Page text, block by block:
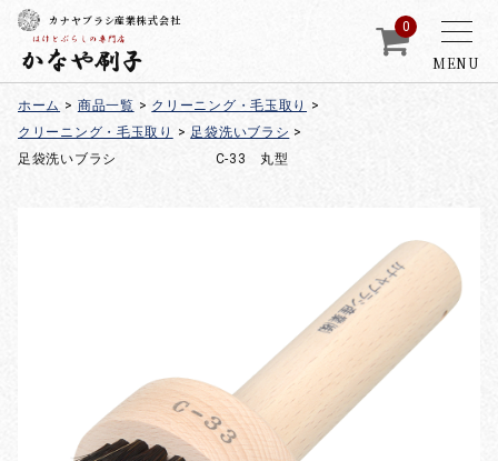
MENU
カナヤブラシ産業株式会社 0
ホーム > 商品一覧 > クリーニング・毛玉取り
>
クリーニング・毛玉取り
> 足袋洗いブラシ >
足袋洗いブラシ C-33 丸型